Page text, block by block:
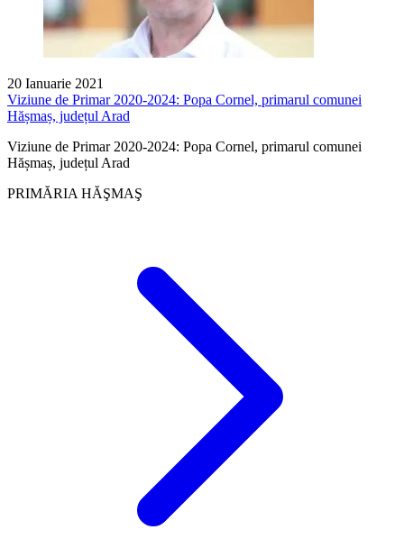
20 Ianuarie 2021
Viziune de Primar 2020-2024: Popa Cornel, primarul comunei
Hășmaș, județul Arad
Viziune de Primar 2020-2024: Popa Cornel, primarul comunei
Hășmaș, județul Arad
PRIMĂRIA HĂŞMAŞ